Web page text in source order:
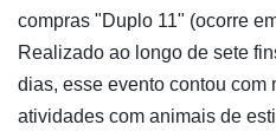
compras "Duplo 11" (ocorre
Realizado ao longo de sete
dias, esse evento contou com
atividades com animais de